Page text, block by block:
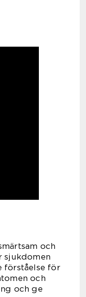
och
sjukdomen
förståelse för
och
och ge